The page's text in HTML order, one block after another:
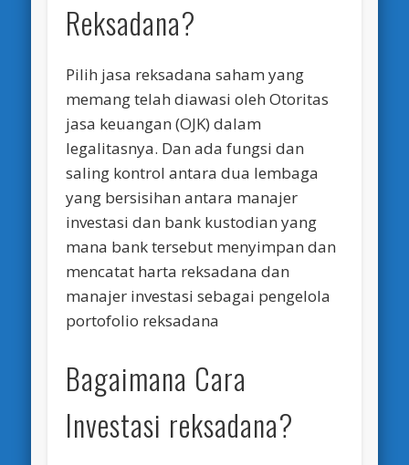
Reksadana?
Pilih jasa reksadana saham yang
memang telah diawasi oleh Otoritas
jasa keuangan (OJK) dalam
legalitasnya. Dan ada fungsi dan
saling kontrol antara dua lembaga
yang bersisihan antara manajer
investasi dan bank kustodian yang
mana bank tersebut menyimpan dan
mencatat harta reksadana dan
manajer investasi sebagai pengelola
portofolio reksadana
Bagaimana Cara
Investasi reksadana?